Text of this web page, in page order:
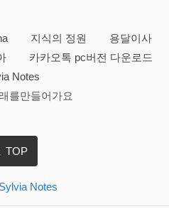
지식의 정원
용달이사
카카오톡 pc버전 다운로드
Notes
를만들어가요
TOP
Sylvia Notes